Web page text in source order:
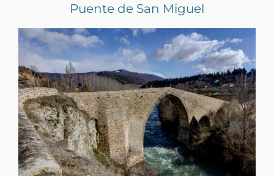
Puente de San Miguel